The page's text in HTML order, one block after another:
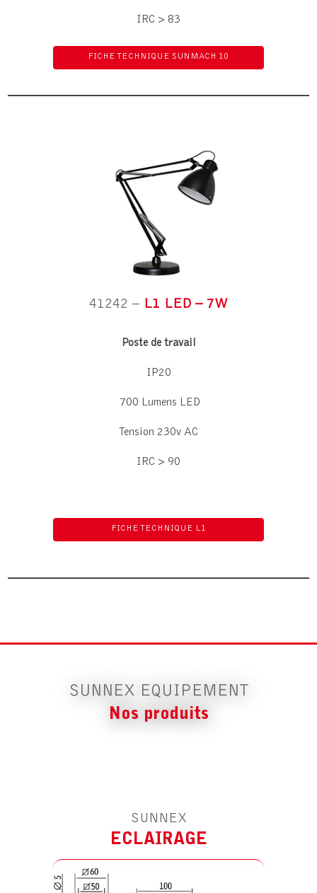
IRC > 83
FICHE TECHNIQUE SUNMACH 10
41242 – L1 LED – 7W
Poste de travail
IP20
700 Lumens LED
Tension 230v AC
IRC > 90
FICHE TECHNIQUE L1
SUNNEX EQUIPEMENT
Nos produits
SUNNEX
ECLAIRAGE
ANTIVIBRATIONS